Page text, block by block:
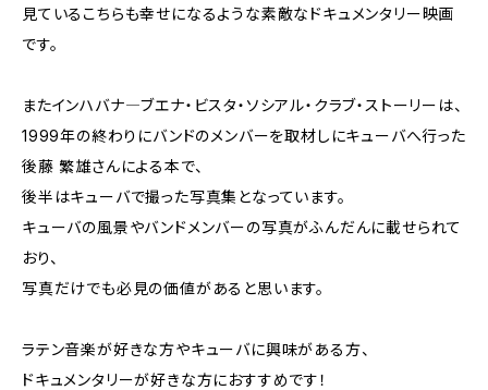
見ているこちらも幸せになるような素敵なドキュメンタリー映画
です。
またインハバナ―ブエナ・ビスタ・ソシアル・クラブ・ストーリーは、
1999年の終わりにバンドのメンバーを取材しにキューバへ行った
後藤 繁雄さんによる本で、
後半はキューバで撮った写真集となっています。
キューバの風景やバンドメンバーの写真がふんだんに載せられて
おり、
写真だけでも必見の価値があると思います。
ラテン音楽が好きな方やキューバに興味がある方、
ドキュメンタリーが好きな方におすすめです！